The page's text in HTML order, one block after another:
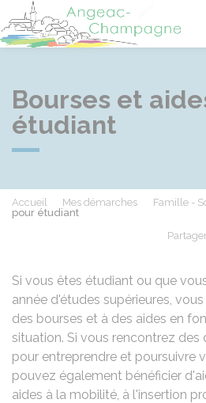
Bourses et
étudiant
Accueil Mes démarches Famille -
pour étudiant
Si vous êtes étudiant ou que
année d'études supérieures,
des bourses et à des aides en
situation. Si vous rencontrez des
pour entreprendre et poursuivre
pouvez également bénéficier
aides à la mobilité, à l'insertion